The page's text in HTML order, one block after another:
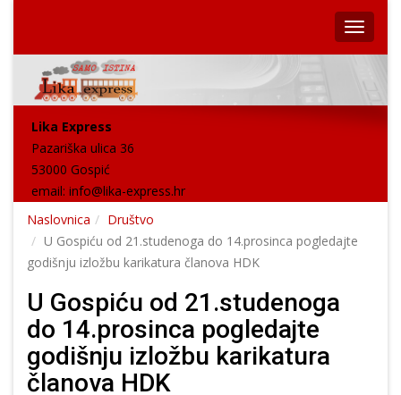
Lika Express
Pazariška ulica 36
53000 Gospić
email: info@lika-express.hr
Naslovnica
Društvo
U Gospiću od 21.studenoga do 14.prosinca pogledajte
godišnju izložbu karikatura članova HDK
U Gospiću od 21.studenoga
do 14.prosinca pogledajte
godišnju izložbu karikatura
članova HDK